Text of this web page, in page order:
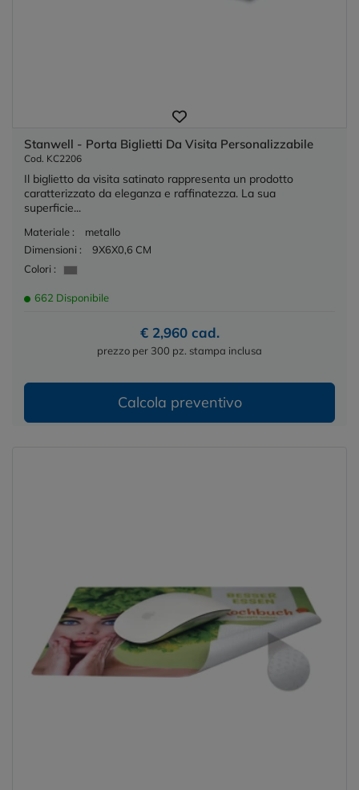
Stanwell - Porta Biglietti Da Visita Personalizzabile
Cod. KC2206
Il biglietto da visita satinato rappresenta un prodotto
caratterizzato da eleganza e raffinatezza. La sua
superficie...
Materiale :
metallo
Dimensioni :
9X6X0,6 CM
Colori :
662 Disponibile
€ 2,960 cad.
prezzo per 300 pz. stampa inclusa
Calcola preventivo